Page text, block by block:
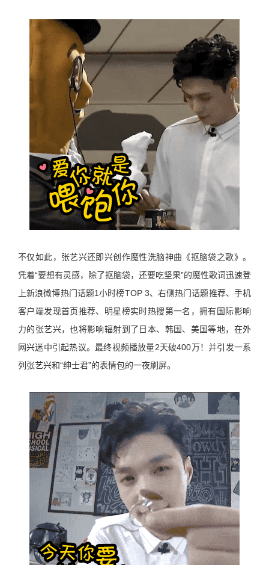
不仅如此，张艺兴还即兴创作魔性洗脑神曲《抠脑袋之歌》。
凭着“要想有灵感，除了抠脑袋，还要吃坚果”的魔性歌词迅速登
上新浪微博热门话题1小时榜TOP 3、右侧热门话题推荐、手机
客户端发现首页推荐、明星榜实时热搜第一名，拥有国际影响
力的张艺兴，也将影响辐射到了日本、韩国、美国等地，在外
网兴迷中引起热议。最终视频播放量2天破400万！并引发一系
列张艺兴和“绅士君”的表情包的一夜刷屏。